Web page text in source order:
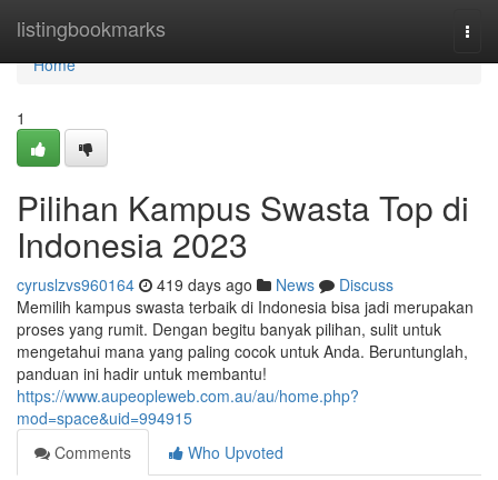
listingbookmarks
Home
Home
1
Pilihan Kampus Swasta Top di
Indonesia 2023
cyruslzvs960164 419 days ago News
Discuss
Memilih kampus swasta terbaik di Indonesia bisa jadi merupakan
proses yang rumit. Dengan begitu banyak pilihan, sulit untuk
mengetahui mana yang paling cocok untuk Anda. Beruntunglah,
panduan ini hadir untuk membantu!
https://www.aupeopleweb.com.au/au/home.php?
mod=space&uid=994915
Comments
Who Upvoted